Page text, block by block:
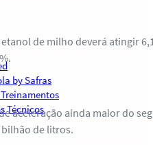
by Safras
Técnicos
de milho deverá atingir
aceleração ainda maior do
de litros.